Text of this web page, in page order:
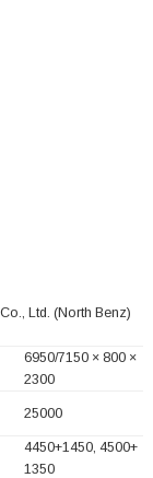
Ltd. (North Benz)
6950/7150 × 800 ×
2300
25000
4450+1450, 4500+
1350